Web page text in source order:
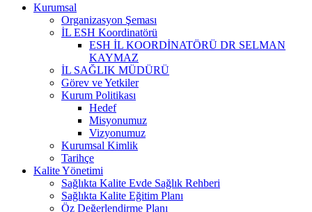
Kurumsal
Organizasyon Şeması
İL ESH Koordinatörü
ESH İL KOORDİNATÖRÜ DR SELMAN
KAYMAZ
İL SAĞLIK MÜDÜRÜ
Görev ve Yetkiler
Kurum Politikası
Hedef
Misyonumuz
Vizyonumuz
Kurumsal Kimlik
Tarihçe
Kalite Yönetimi
Sağlıkta Kalite Evde Sağlık Rehberi
Sağlıkta Kalite Eğitim Planı
Öz Değerlendirme Planı